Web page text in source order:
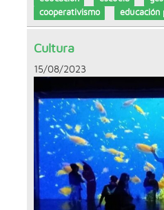
cooperativismo
educación
Cultura
15/08/2023